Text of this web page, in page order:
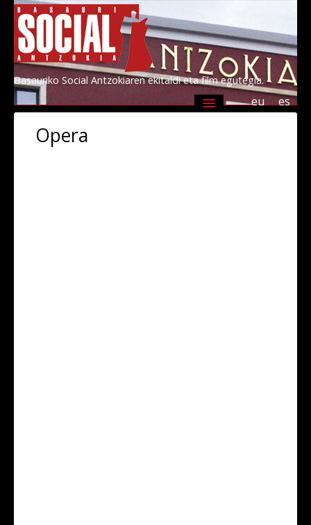
Basauriko Social Antzokiaren ekitaldi eta film egutegia.
es
eu
Agenda
Opera